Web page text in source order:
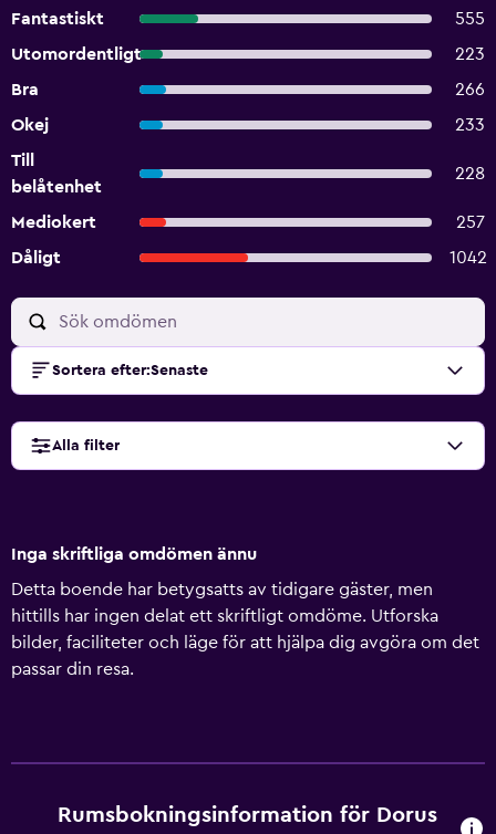
Fantastiskt
555
Utomordentligt
223
Bra
266
Okej
233
Till
belåtenhet
228
Mediokert
257
Dåligt
1042
Sortera efter:Senaste
Alla filter
Inga skriftliga omdömen ännu
Detta boende har betygsatts av tidigare gäster, men
hittills har ingen delat ett skriftligt omdöme. Utforska
bilder, faciliteter och läge för att hjälpa dig avgöra om det
passar din resa.
Rumsbokningsinformation för Dorus